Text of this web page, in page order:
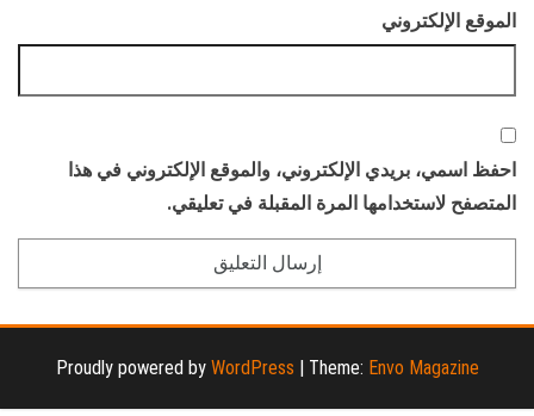
الموقع الإلكتروني
احفظ اسمي، بريدي الإلكتروني، والموقع الإلكتروني في هذا
المتصفح لاستخدامها المرة المقبلة في تعليقي.
Proudly powered by WordPress Theme: Envo Magazine